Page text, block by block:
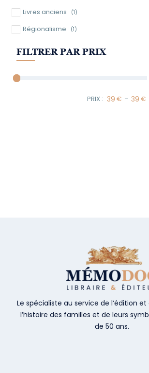
Livres anciens (1)
Régionalisme (1)
FILTRER PAR PRIX
–
Le spécialiste au service de l’édition
l’histoire des familles et de leurs
de 50 ans.